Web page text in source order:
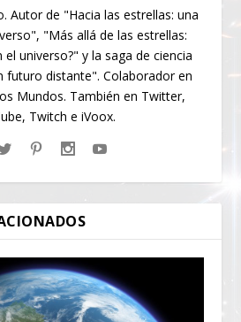
Autor de "Hacia las estrellas: una
"Más allá de las estrellas:
universo?" y la saga de ciencia
futuro distante". Colaborador en
Mundos. También en Twitter,
Twitch e iVoox.